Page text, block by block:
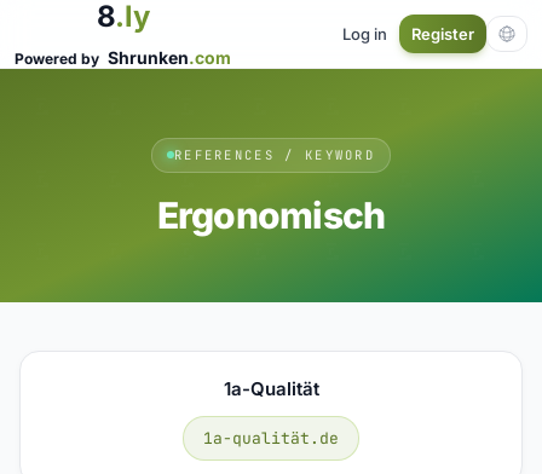
8.ly
Powered by Shrunken.com
Log in Register
REFERENCES / KEYWORD
Ergonomisch
1a-Qualität
1a-qualität.de